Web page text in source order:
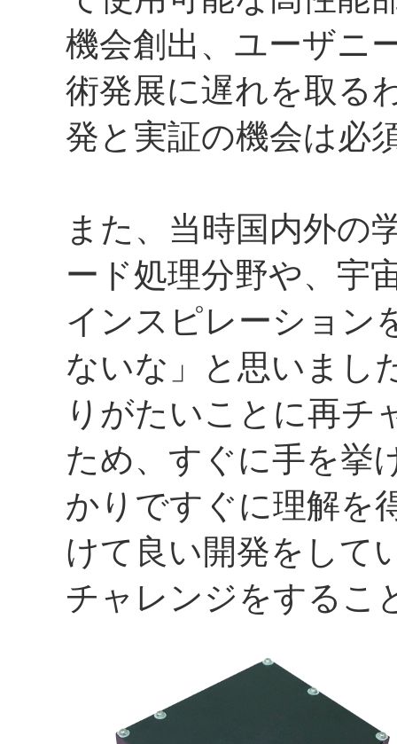
機会創出、ユーザニ
術発展に遅れを取る
発と実証の機会は必
また、当時国内外の
ード処理分野や、宇
インスピレーション
ないな」と思いまし
りがたいことに再チ
ため、すぐに手を挙
かりですぐに理解を
けて良い開発をして
チャレンジをするこ